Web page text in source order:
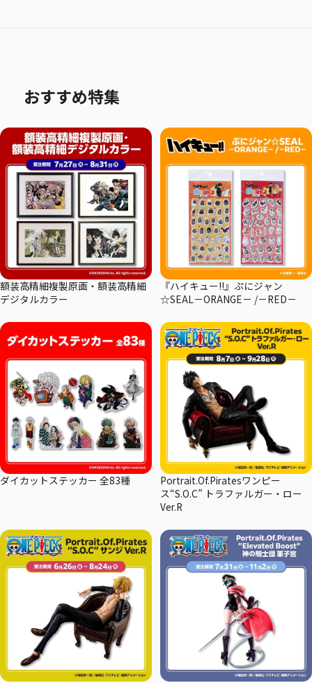
おすすめ特集
額装高精細複製原画・額装高精細
デジタルカラー
『ハイキュー!!』ぷにジャン
☆SEAL－ORANGE－ /－RED－
ダイカットステッカー 全83種
Portrait.Of.Piratesワンピー
ス“S.O.C” トラファルガー・ロー
Ver.R